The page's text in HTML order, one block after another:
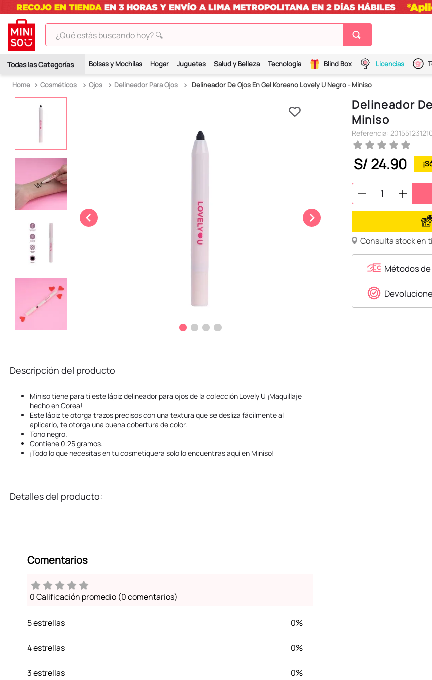
¿Qué estás buscando hoy? 🔍
Bolsas y Mochilas Hogar Juguetes Salud y Belleza Tecnología Blind Box Licencias
Cosméticos Ojos Delineador Para Ojos Delineador De Ojos En Gel Koreano Lovely U Negro - Miniso
Descripción del producto
Miniso tiene para ti este lápiz delineador para ojos de la colección Lovely U ¡Maquillaje
hecho en Corea!
Este lápiz te otorga trazos precisos con una textura que se desliza fácilmente al
aplicarlo, te otorga una buena cobertura de color.
Tono negro.
Contiene 0.25 gramos.
¡Todo lo que necesitas en tu cosmetiquera solo lo encuentras aquí en Miniso!
Detalles del producto:
Comentarios
0 Calificación promedio (0 comentarios)
5 estrellas 0%
4 estrellas 0%
3 estrellas 0%
Delineador
Miniso
Referencia:
S/24.90
Consulta stock en
Métodos
.
hello kitty